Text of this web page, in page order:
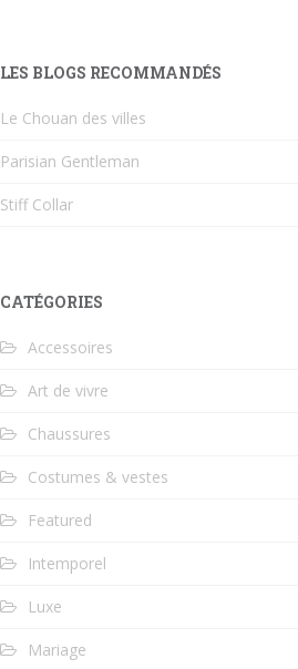
LES BLOGS RECOMMANDÉS
Le Chouan des villes
Parisian Gentleman
Stiff Collar
CATÉGORIES
Accessoires
Art de vivre
Chaussures
Costumes & vestes
Featured
Intemporel
Luxe
Mariage